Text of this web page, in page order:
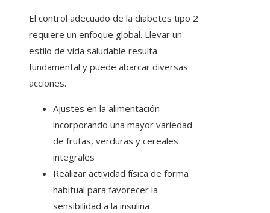
El control adecuado de la diabetes tipo 2
requiere un enfoque global. Llevar un
estilo de vida saludable resulta
fundamental y puede abarcar diversas
acciones.
Ajustes en la alimentación
incorporando una mayor variedad
de frutas, verduras y cereales
integrales
Realizar actividad física de forma
habitual para favorecer la
sensibilidad a la insulina